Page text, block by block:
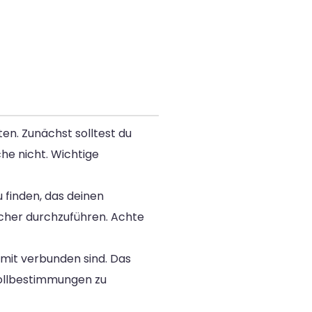
Zunächst solltest du
nicht. Wichtige
das deinen
durchzuführen. Achte
verbunden sind. Das
zu